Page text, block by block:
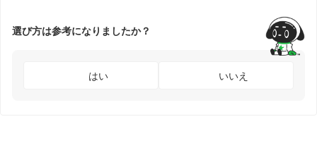
選び方は参考になりましたか？
はい いいえ